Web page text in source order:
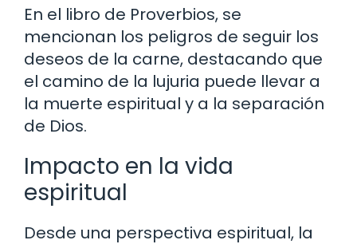
En el libro de Proverbios, se
mencionan los peligros de seguir los
deseos de la carne, destacando que
el camino de la lujuria puede llevar a
la muerte espiritual y a la separación
de Dios.
Impacto en la vida
espiritual
Desde una perspectiva espiritual, la